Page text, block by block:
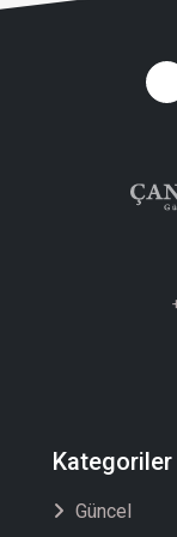
Kategoriler
Güncel